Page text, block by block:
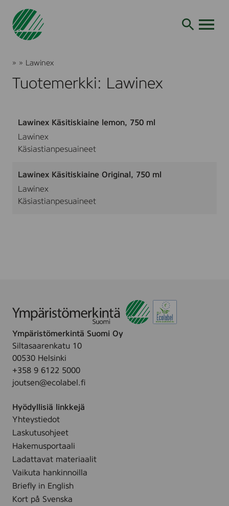
Siirry
Joutsenmerkki
» » Lawinex
Tuotemerkki: Lawinex
Lawinex Käsitiskiaine lemon, 750 ml
Lawinex
Käsiastianpesuaineet
Lawinex Käsitiskiaine Original, 750 ml
Lawinex
Käsiastianpesuaineet
Ympäristömerkintä Suomi Oy
Siltasaarenkatu 10
00530 Helsinki
+358 9 6122 5000
joutsen@ecolabel.fi
Hyödyllisiä linkkejä
Yhteystiedot
Laskutusohjeet
Hakemusportaali
Ladattavat materiaalit
Vaikuta hankinnoilla
Briefly in English
Kort på Svenska